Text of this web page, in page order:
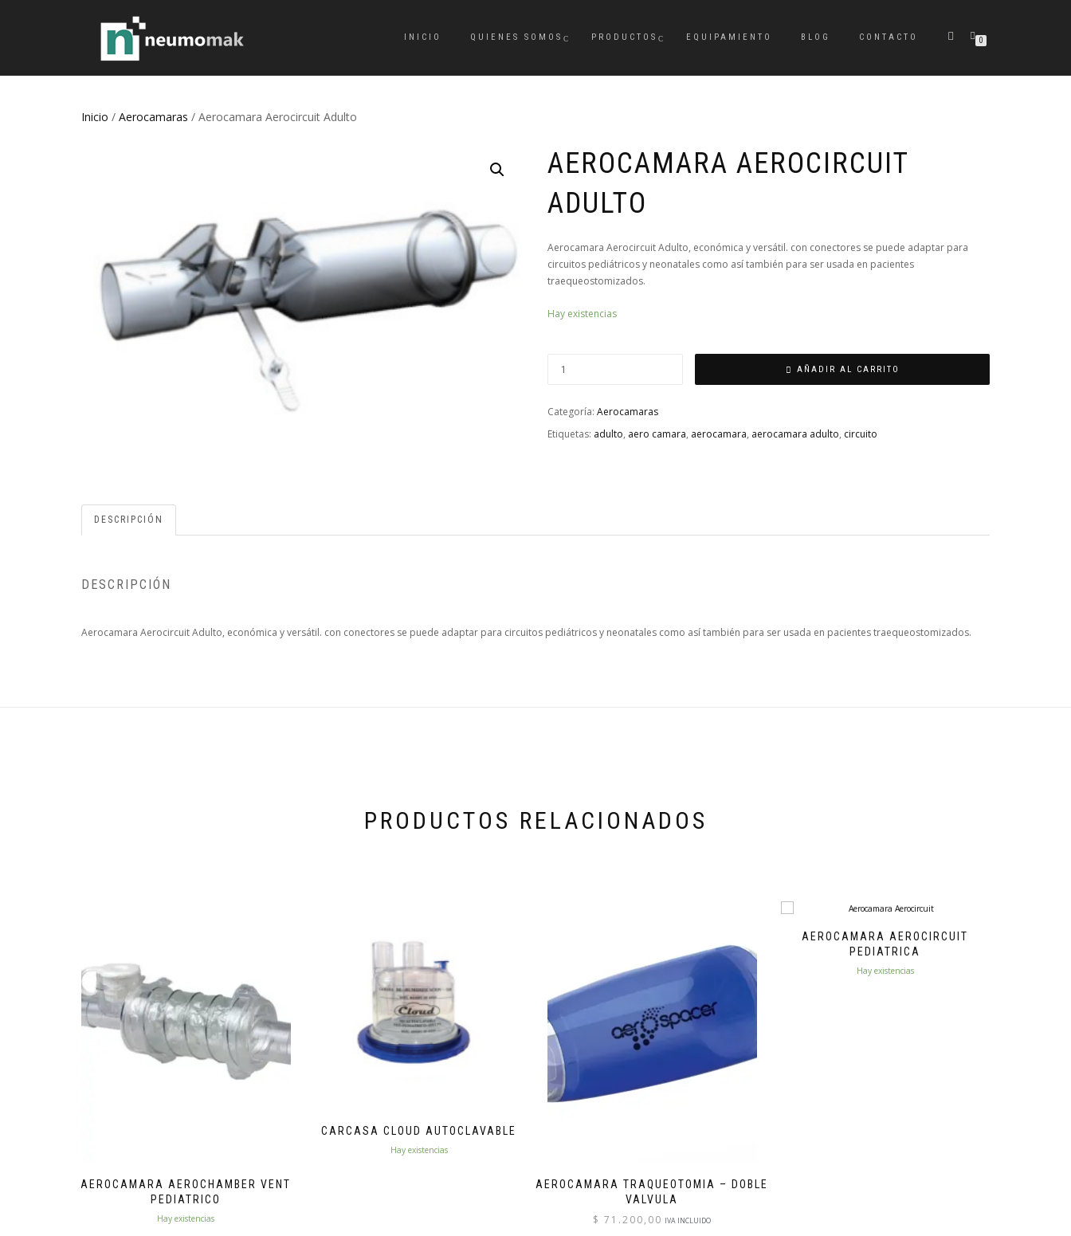
INICIO QUIENES SOMOS PRODUCTOS EQUIPAMIENTO BLOG CONTACTO 0
Inicio / Aerocamaras / Aerocamara Aerocircuit Adulto
AEROCAMARA AEROCIRCUIT
ADULTO
Aerocamara Aerocircuit Adulto, económica y versátil. con conectores se puede adaptar para
circuitos pediátricos y neonatales como así también para ser usada en pacientes
traequeostomizados.
Hay existencias
AÑADIR AL CARRITO
Categoría: Aerocamaras
Etiquetas: adulto, aero camara, aerocamara, aerocamara adulto, circuito
DESCRIPCIÓN
DESCRIPCIÓN
Aerocamara Aerocircuit Adulto, económica y versátil. con conectores se puede adaptar para circuitos pediátricos y neonatales como así también para ser usada en pacientes traequeostomizados.
PRODUCTOS RELACIONADOS
AEROCAMARA AEROCHAMBER VENT
PEDIATRICO
Hay existencias
CARCASA CLOUD AUTOCLAVABLE
Hay existencias
AEROCAMARA TRAQUEOTOMIA – DOBLE
VALVULA
$ 71.200,00 IVA INCLUIDO
AEROCAMARA AEROCIRCUIT
PEDIATRICA
Hay existencias